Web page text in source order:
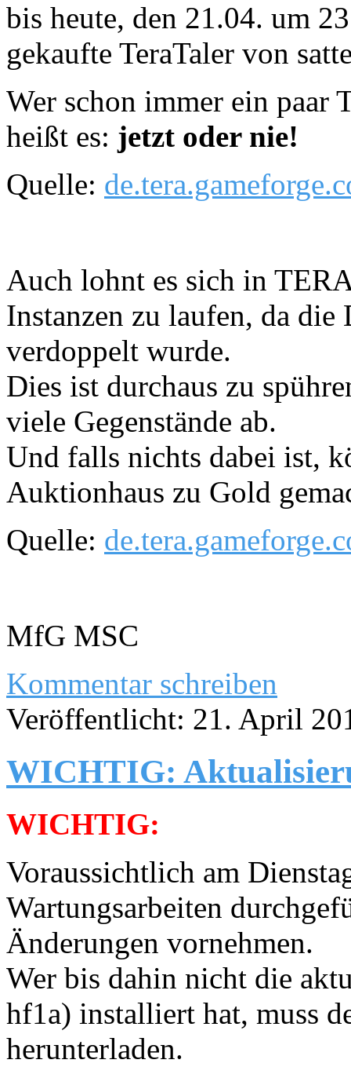
bis heute, den 21.04. um
gekaufte TeraTaler von
Wer schon immer ein paar
heißt es: jetzt oder nie!
Quelle:
Auch lohnt es sich in
Instanzen zu laufen, da
verdoppelt wurde.
Dies ist durchaus zu
viele Gegenstände ab.
Und falls nichts dabei ist,
Auktionhaus zu Gold
Quelle:
MfG MSC
Kommentar schreiben
Veröffentlicht: 21. April
WICHTIG:
WICHTIG:
Voraussichtlich am
Wartungsarbeiten
Änderungen vornehmen.
Wer bis dahin nicht die
hf1a) installiert hat, muss
herunterladen.